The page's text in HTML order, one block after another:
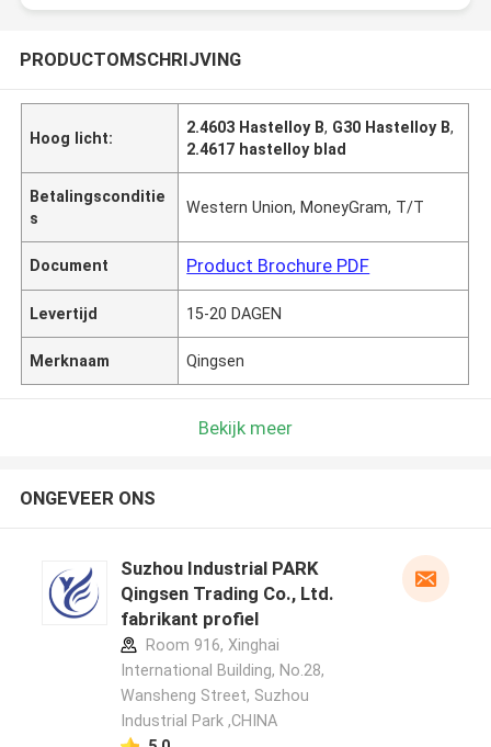
PRODUCTOMSCHRIJVING
Hoog licht:
2.4603 Hastelloy B, G30 Hastelloy B,
2.4617 hastelloy blad
Betalingsconditie
s
Western Union, MoneyGram, T/T
Document Product Brochure PDF
Levertijd 15-20 DAGEN
Merknaam Qingsen
Bekijk meer
ONGEVEER ONS
Suzhou Industrial PARK
Qingsen Trading Co., Ltd.
fabrikant profiel
Room 916, Xinghai
International Building, No.28,
Wansheng Street, Suzhou
Industrial Park ,CHINA